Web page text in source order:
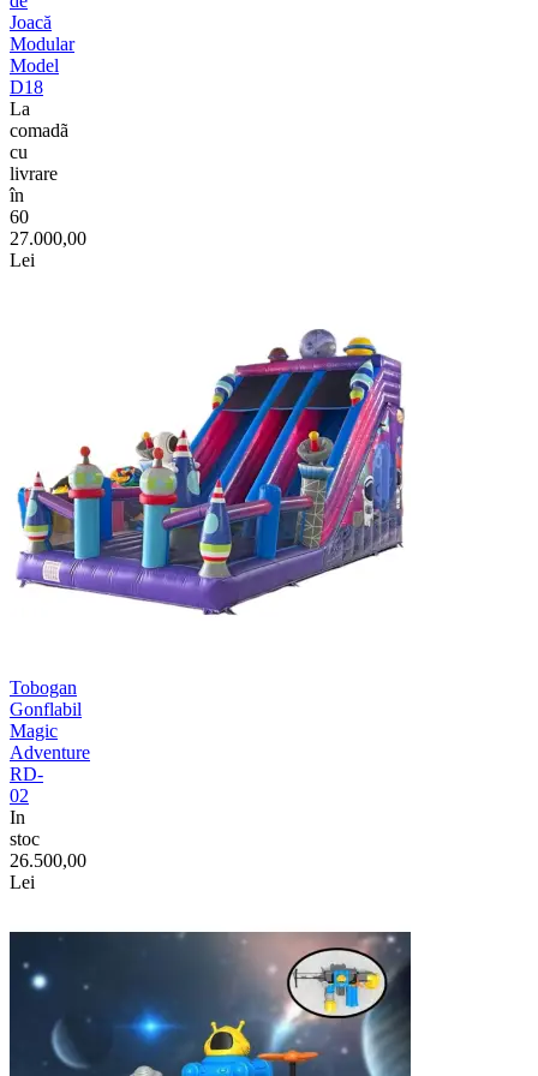
Joacă
Modular
Model
D18
La
comadã
cu
livrare
în
60
27.000,00
Lei
Tobogan
Gonflabil
Magic
Adventure
RD-
02
In
stoc
26.500,00
Lei